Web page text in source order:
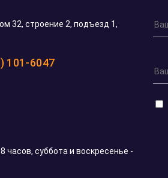
Шикарный выбор монет
Победоносец». Цена на